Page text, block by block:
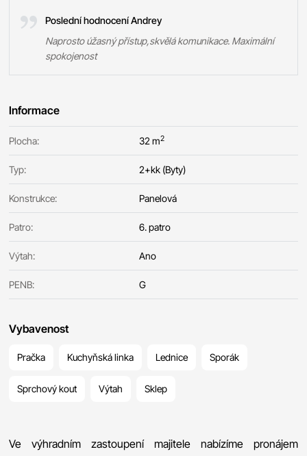
Poslední hodnocení Andrey
Naprosto úžasný přístup,skvělá komunikace. Maximální
spokojenost
Informace
Plocha: 32 m2
Typ: 2+kk (Byty)
Konstrukce: Panelová
Patro: 6. patro
Výtah: Ano
PENB: G
Vybavenost
Pračka Kuchyňská linka Lednice Sporák
Sprchový kout Výtah Sklep
Ve výhradním zastoupení majitele nabízíme pronájem